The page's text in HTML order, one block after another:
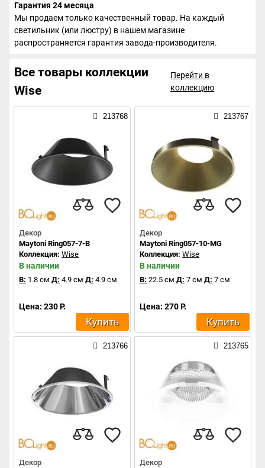
Гарантия 24 месяца
Мы продаем только качественный товар. На каждый
светильник (или люстру) в нашем магазине
распространяется гарантия завода-производителя.
Все товары коллекции
Wise
Перейти в
коллекцию
213768
Декор
Maytoni Ring057-7-B
Коллекция: Wise
В наличии
В: 1.8 см Д: 4.9 см Д: 4.9 см
Цена: 230 Р.
Купить
213767
Декор
Maytoni Ring057-10-MG
Коллекция: Wise
В наличии
В: 22.5 см Д: 7 см Д: 7 см
Цена: 270 Р.
Купить
213766
Декор
213765
Декор